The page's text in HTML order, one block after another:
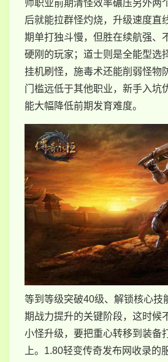
师职业前期清怪效率碾压另外两
后就能拉群怪灼烧，升级速度直
期单打独斗慢，但胜在续航强、
硬刚的玩家；道士则是全能型选
挂机刷怪，施毒术还能削弱怪物
门槛远低于其他职业，新手入坑
能大幅降低前期发育难度。
等到等级突破40级、解锁核心技
期战力提升的关键阶段，这时候
小怪升级，要把重心转移到装备
上。1.80轻变传奇发布网收录的